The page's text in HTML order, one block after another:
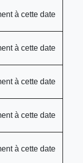
à cette date
à cette date
à cette date
à cette date
à cette date